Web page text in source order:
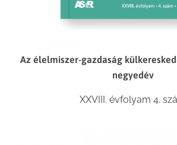
Az élelmiszer-gazdaság
negyedév
XXVIII. évfolyam 4.